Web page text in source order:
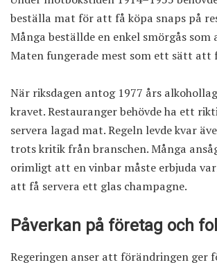
beställa mat för att få köpa snaps på
Många beställde en enkel smörgås som
Maten fungerade mest som ett sätt att
När riksdagen antog 1977 års
kravet. Restauranger behövde ha ett
servera lagad mat. Regeln levde kvar
trots kritik från branschen. Många
orimligt att en vinbar måste erbjuda
att få servera ett glas champagne.
Påverkan på företag och
Regeringen anser att förändringen ger